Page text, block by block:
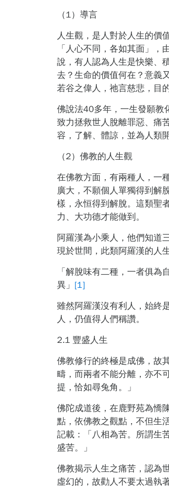
（1）導言
人生觀，是人對於人生的價
「人心不同，各如其面」
說，有人認為人生是快樂、
去？生命的價值何在？意義
若谷之偉人，祂言慈悲，目
佛說法40多年，一生發願教
致力拯救世人脫離罪惡、痛
容，了解、體諒，並為人類
（2）佛教的人生觀
在佛教方面，有兩種人，一
廣大，不願個人單獨得到解
樣，永恒得到解脫。這類聖
力、大功德才能做到。
阿羅漢為小乘人，他們知道
現於世間，此類阿羅漢的人
「解脫味有二種，一者俱
異」 [1]
雖然阿羅漢沒有利人，始終
人，仍值得人們稱讚。
2.1 豐盛人生
佛教修行的終極是成佛，故
疇，而兩者不能分離，亦不
提，恰如尋兔角。」
佛陀成道後，在鹿野苑為憍
點，依佛教之觀點，不但生
記載：「八相為苦。所謂生
盛苦。」
佛教揭示人生之痛苦，認為
虛幻的，故勸人不要太過執